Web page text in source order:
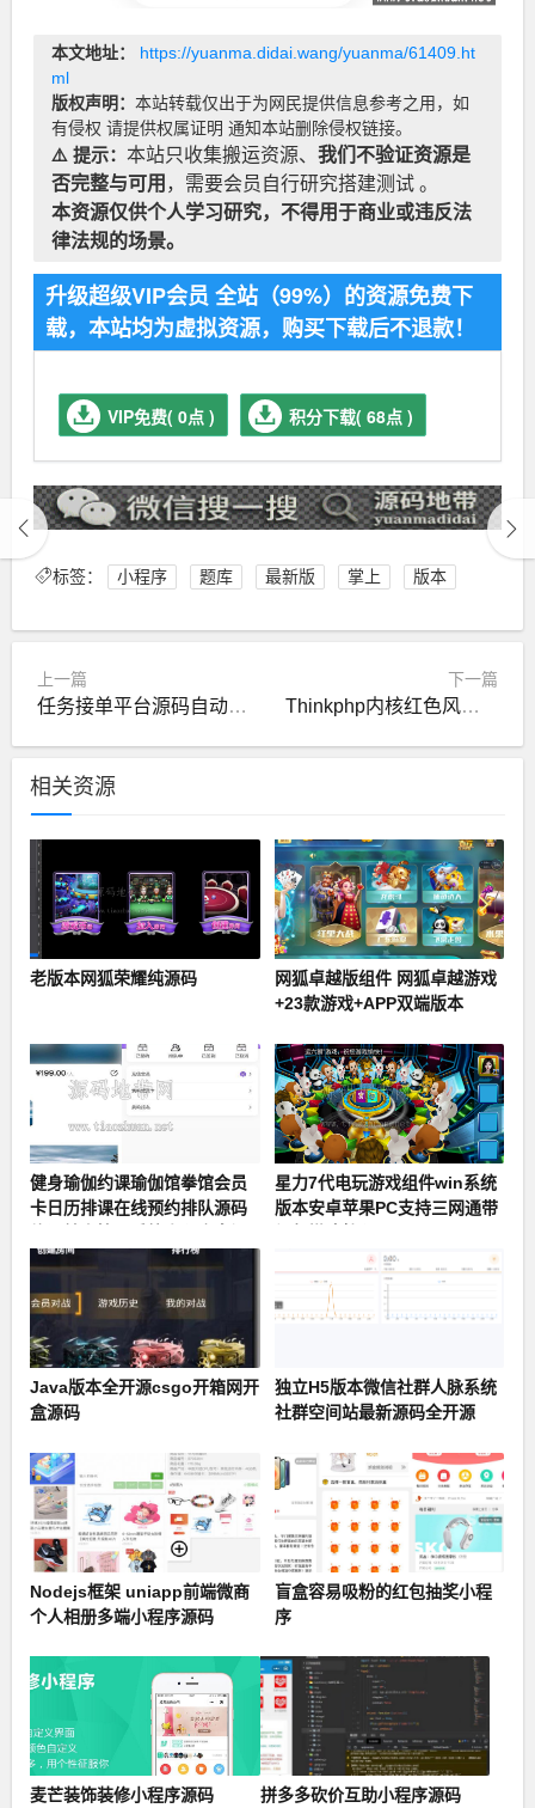
本文地址：
https://yuanma.didai.wang/yuanma/61409.ht
ml
版权声明： 本站转载仅出于为网民提供信息参考之用，如
有侵权 请提供权属证明 通知本站删除侵权链接。
⚠️ 提示： 本站只收集搬运资源、 我们不验证资源是
否完整与可用 ，需要会员自行研究搭建测试 。
本资源仅供个人学习研究，不得用于商业或违反法
律法规的场景。
升级超级VIP会员 全站（99%）的资源免费下
载，本站均为虚拟资源，购买下载后不退款！
VIP免费( 0点 ) 积分下载( 68点 )
标签： 小程序 题库 最新版 掌上 版本
上一篇
任务接单平台源码自动挂机阅读文章赚钱系统
下一篇
Thinkphp内核红色风格电脑手机数码商城系统
相关资源
老版本网狐荣耀纯源码
网狐卓越版组件 网狐卓越游戏
+23款游戏+APP双端版本
健身瑜伽约课瑜伽馆拳馆会员
卡日历排课在线预约排队源码
店
星力7代电玩游戏组件win系统
版本安卓苹果PC支持三网通带
Java版本全开源csgo开箱网开
盒源码
独立H5版本微信社群人脉系统
社群空间站最新源码全开源
Nodejs框架 uniapp前端微商
个人相册多端小程序源码
盲盒容易吸粉的红包抽奖小程
序
麦芒装饰装修小程序源码 拼多多砍价互助小程序源码